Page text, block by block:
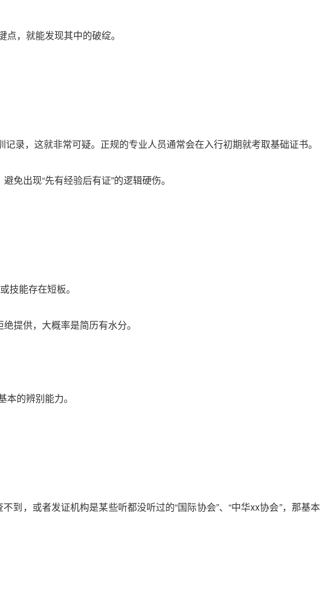
点，就能发现其中的破绽。
录，这就非常可疑。正规的专业人员通常会在入行初期就考取基础证书。
出现“先有经验后有证”的逻辑硬伤。
技能存在短板。
提供，大概率是简历有水分。
的辨别能力。
，或者发证机构是某些听都没听过的“国际协会”、“中华xx协会”，那基本